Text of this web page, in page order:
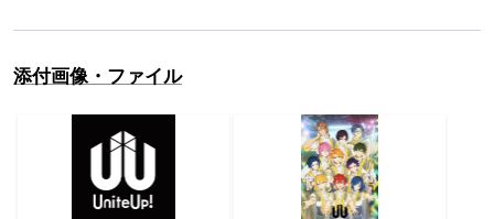
添付画像・ファイル